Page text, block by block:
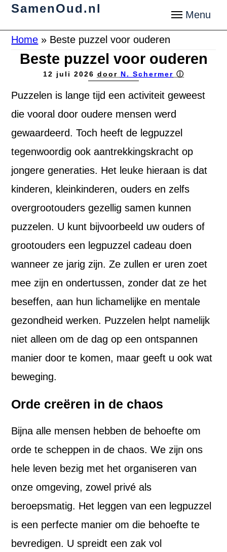
SamenOud.nl
Home » Beste puzzel voor ouderen
Beste puzzel voor ouderen
12 juli 2026 door N. Schermer ⓘ
Puzzelen is lange tijd een activiteit geweest
die vooral door oudere mensen werd
gewaardeerd. Toch heeft de legpuzzel
tegenwoordig ook aantrekkingskracht op
jongere generaties. Het leuke hieraan is dat
kinderen, kleinkinderen, ouders en zelfs
overgrootouders gezellig samen kunnen
puzzelen. U kunt bijvoorbeeld uw ouders of
grootouders een legpuzzel cadeau doen
wanneer ze jarig zijn. Ze zullen er uren zoet
mee zijn en ondertussen, zonder dat ze het
beseffen, aan hun lichamelijke en mentale
gezondheid werken. Puzzelen helpt namelijk
niet alleen om de dag op een ontspannen
manier door te komen, maar geeft u ook wat
beweging.
Orde creëren in de chaos
Bijna alle mensen hebben de behoefte om
orde te scheppen in de chaos. We zijn ons
hele leven bezig met het organiseren van
onze omgeving, zowel privé als
beroepsmatig. Het leggen van een legpuzzel
is een perfecte manier om die behoefte te
bevredigen. U spreidt een zak vol